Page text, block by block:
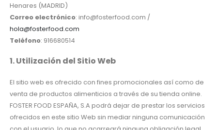
Henares (MADRID)
Correo electrónico: info@fosterfood.com /
hola@fosterfood.com
Teléfono: 916680514
1. Utilización del Sitio Web
El sitio web es ofrecido con fines promocionales así como de
venta de productos alimenticios a través de su tienda online.
FOSTER FOOD ESPAÑA, S.A podrá dejar de prestar los servicios
ofrecidos en este sitio Web sin mediar ninguna comunicación